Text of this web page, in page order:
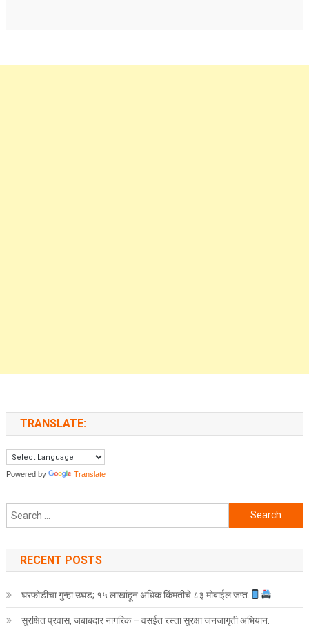
TRANSLATE:
Powered by Translate
Search for:
RECENT POSTS
घरफोडीचा गुन्हा उघड; १५ लाखांहून अधिक किंमतीचे ८३ मोबाईल जप्त.
सुरक्षित प्रवास, जबाबदार नागरिक – वसईत रस्ता सुरक्षा जनजागृती अभियान.